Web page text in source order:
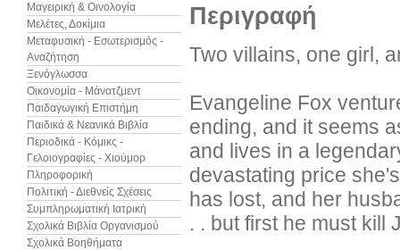
Μαγειρική & Οινολογία
Μελέτες, Δοκίμια
Μεταφυσική - Εσωτερισμός -
Αναζήτηση
Ξενόγλωσσα
Οικονομία - Μάνατζμεντ
Παιδαγωγική Επιστήμη
Παιδικά & Νεανικά Βιβλία
Περιοδικά - Κόμικς -
Γελοιογραφίες - Χιούμορ
Πληροφορική
Πολιτική - Διεθνείς Σχέσεις
Συμπληρωματική Ιατρική
Σχολικά Βιβλία Οργανισμού
Σχολικά Βοηθήματα
Περιγραφή
Two villains, one girl,
Evangeline Fox
ending, and it seems
and lives in a
devastating price
has lost, and her
. . but first he must kill